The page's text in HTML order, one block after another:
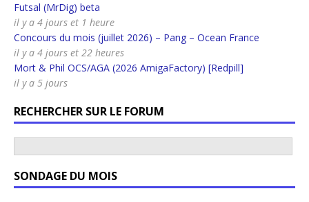
Futsal (MrDig) beta
il y a 4 jours et 1 heure
Concours du mois (juillet 2026) – Pang – Ocean France
il y a 4 jours et 22 heures
Mort & Phil OCS/AGA (2026 AmigaFactory) [Redpill]
il y a 5 jours
RECHERCHER SUR LE FORUM
SONDAGE DU MOIS